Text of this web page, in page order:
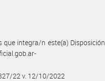
que integra/n este(a)
22 v. 12/10/2022